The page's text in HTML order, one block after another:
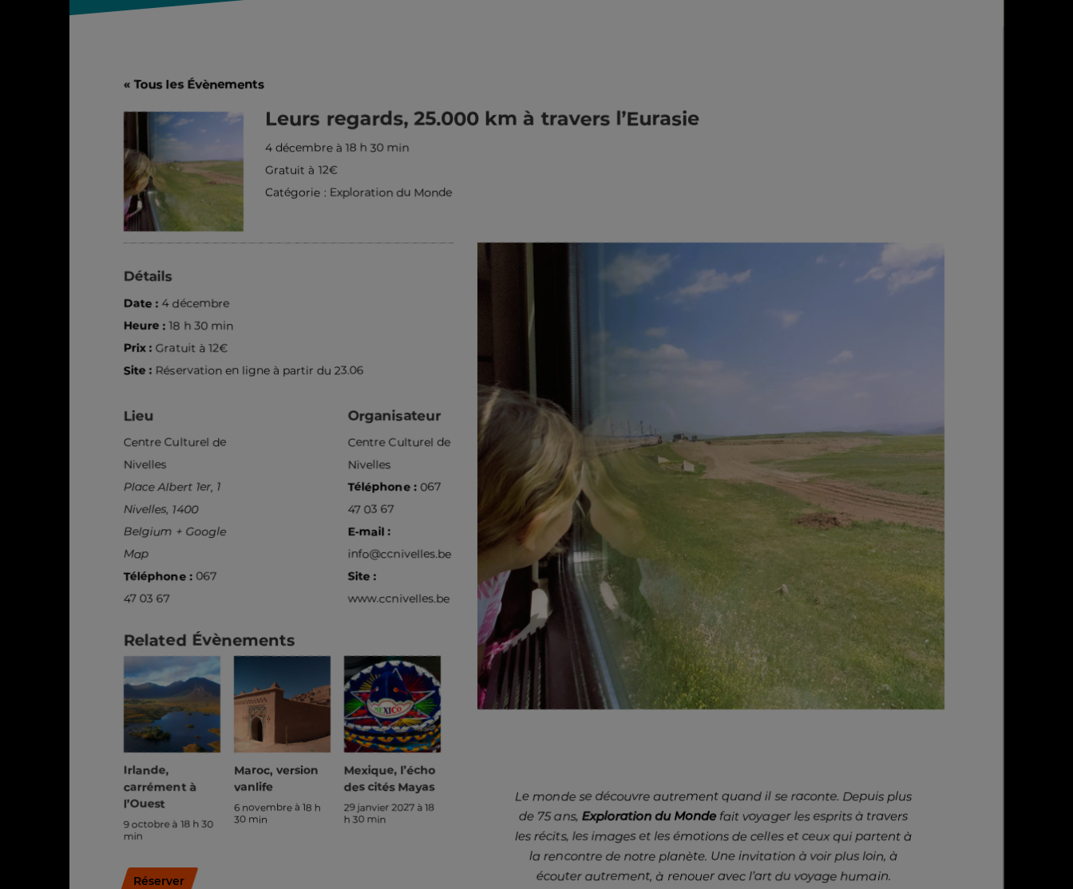
« Tous les Évènements
Leurs regards, 25.000 km à travers l’Eurasie
4 décembre à 18 h 30 min
Gratuit à 12€
Catégorie : Exploration du Monde
Détails
Date : 4 décembre
Heure :18 h 30 min
Prix : Gratuit à 12€
Site : Réservation en ligne à partir du 23.06
Lieu
Centre Culturel de
Nivelles
Place Albert 1er, 1
Nivelles, 1400
Belgium + Google
Map
Téléphone : 067
47 03 67
Organisateur
Centre Culturel de
Nivelles
Téléphone : 067
47 03 67
E-mail :
info@ccnivelles.be
Site :
www.ccnivelles.be
Related Évènements
Irlande,
carrément à
l’Ouest
9 octobre à 18 h 30
min
Maroc, version
vanlife
6 novembre à 18 h
30 min
Mexique, l’écho
des cités Mayas
29 janvier 2027 à 18
h 30 min
Réserver
Le monde se découvre autrement quand il se raconte. Depuis plus
de 75 ans, Exploration du Mondefait voyager les esprits à travers
les récits, les images et les émotions de celles et ceux qui partent à
la rencontre de notre planète. Une invitation à voir plus loin, à
écouter autrement, à renouer avec l’art du voyage humain.